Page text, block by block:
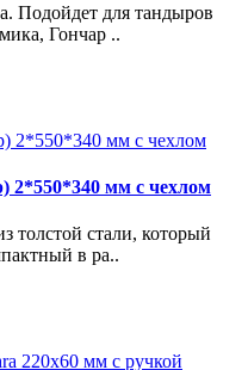
Подойдет для тандыров
Гончар ..
2*550*340 мм с чехлом
толстой стали, который
в ра..